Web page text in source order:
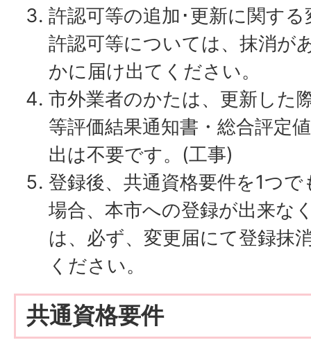
許認可等の追加･更新に関す
許認可等については、抹消が
かに届け出てください。
市外業者のかたは、更新した
等評価結果通知書・総合評定
出は不要です。(工事)
登録後、共通資格要件を1つ
場合、本市への登録が出来な
は、必ず、変更届にて登録抹
ください。
共通資格要件